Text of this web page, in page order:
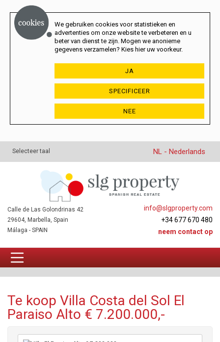
We gebruiken cookies voor statistieken en
advertenties om onze website te verbeteren en u
beter van dienst te zijn. Mogen we anonieme
gegevens verzamelen? Kies hier uw voorkeur.
JA
SPECIFICEER
NEE
Selecteer taal NL - Nederlands
info@slgproperty.com
+34 677 670 480
neem contact op
Calle de Las Golondrinas 42
29604, Marbella, Spain
Málaga - SPAIN
Te koop Villa Costa del Sol El
Paraiso Alto € 7.200.000,-